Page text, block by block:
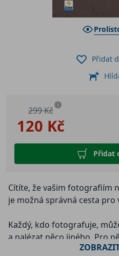
120 Kč
299 Kč i
Přidat
Přidat
Cítíte, že vašim fotografiím
je možná správná cesta pro
Každý, kdo fotografuje,
a nalézat něco jiného. Pro
vstávání ve 4 ráno s touhou